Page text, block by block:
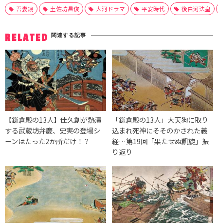
吾妻鏡 土佐坊昌俊 大河ドラマ 平安時代 後白河法皇
RELATED 関連する記事
【鎌倉殿の13人】佳久創が熱演
する武蔵坊弁慶、史実の登場シ
ーンはたった2か所だけ！？
「鎌倉殿の13人」大天狗に取り
込まれ死神にそそのかされた義
経…第19回「果たせぬ凱旋」振
り返り